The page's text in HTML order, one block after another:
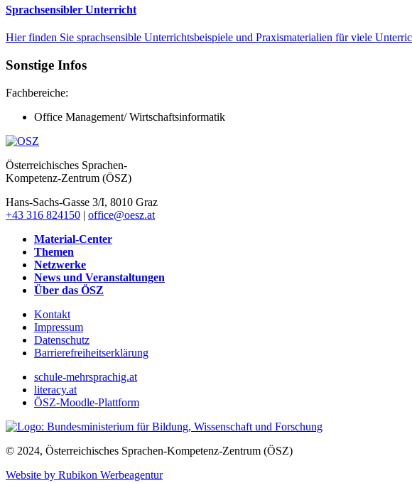
Sprachsensibler Unterricht
Hier finden Sie sprachsensible Unterrichtsbeispiele und Praxismaterialien für viele
Sonstige Infos
Fachbereiche:
Office Management/ Wirtschaftsinformatik
Österreichisches Sprachen-
Kompetenz-Zentrum (ÖSZ)
Hans-Sachs-Gasse 3/I, 8010 Graz
+43 316 824150 | office@oesz.at
Material-Center
Themen
Netzwerke
News und Veranstaltungen
Über das ÖSZ
Kontakt
Impressum
Datenschutz
Barrierefreiheitserklärung
schule-mehrsprachig.at
literacy.at
ÖSZ-Moodle-Plattform
© 2024, Österreichisches Sprachen-Kompetenz-Zentrum (ÖSZ)
Website by Rubikon Werbeagentur